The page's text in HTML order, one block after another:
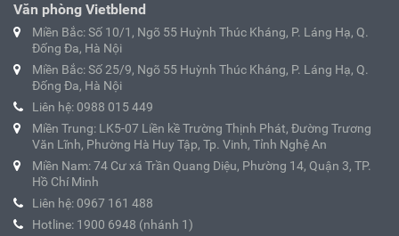
Văn phòng Vietblend
Miền Bắc: Số 10/1, Ngõ 55 Huỳnh Thúc Kháng, P. Láng Hạ, Q.
Đống Đa, Hà Nội
Miền Bắc: Số 25/9, Ngõ 55 Huỳnh Thúc Kháng, P. Láng Hạ, Q.
Đống Đa, Hà Nội
Liên hệ: 0988 015 449
Miền Trung: LK5-07 Liền kề Trường Thịnh Phát, Đường Trương
Văn Lĩnh, Phường Hà Huy Tập, Tp. Vinh, Tỉnh Nghệ An
Miền Nam: 74 Cư xá Trần Quang Diệu, Phường 14, Quận 3, TP.
Hồ Chí Minh
Liên hệ: 0967 161 488
Hotline: 1900 6948 (nhánh 1)